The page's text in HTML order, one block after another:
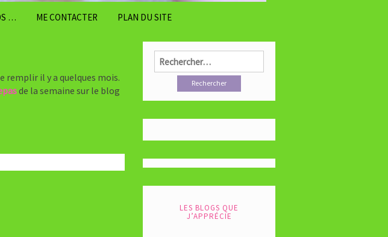
… ME CONTACTER PLAN DU SITE
remplir il y a quelques mois.
de la semaine sur le blog
Rechercher :
LES BLOGS QUE
J’APPRÉCIE